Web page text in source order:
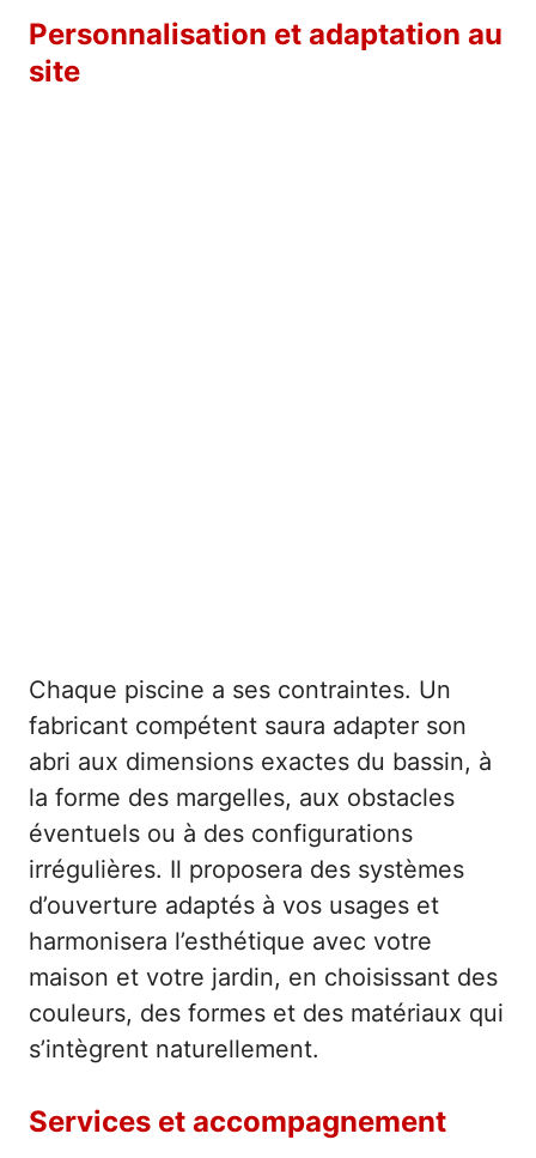
Personnalisation et adaptation au
site
Chaque piscine a ses contraintes. Un
fabricant compétent saura adapter son
abri aux dimensions exactes du bassin, à
la forme des margelles, aux obstacles
éventuels ou à des configurations
irrégulières. Il proposera des systèmes
d’ouverture adaptés à vos usages et
harmonisera l’esthétique avec votre
maison et votre jardin, en choisissant des
couleurs, des formes et des matériaux qui
s’intègrent naturellement.
Services et accompagnement